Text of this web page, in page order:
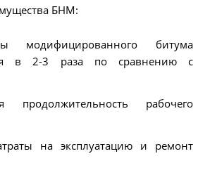
БНМ:
модифицированного битума
в 2-3 раза по сравнению с
продолжительность рабочего
на эксплуатацию и ремонт